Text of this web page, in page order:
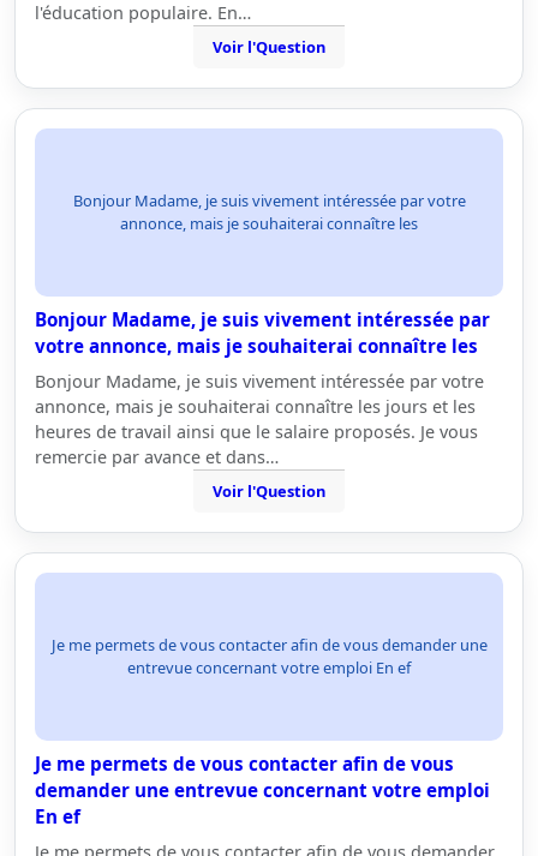
l'éducation populaire. En…
Voir l'Question
Bonjour Madame, je suis vivement intéressée par votre
annonce, mais je souhaiterai connaître les
Bonjour Madame, je suis vivement intéressée par
votre annonce, mais je souhaiterai connaître les
Bonjour Madame, je suis vivement intéressée par votre
annonce, mais je souhaiterai connaître les jours et les
heures de travail ainsi que le salaire proposés. Je vous
remercie par avance et dans…
Voir l'Question
Je me permets de vous contacter afin de vous demander une
entrevue concernant votre emploi En ef
Je me permets de vous contacter afin de vous
demander une entrevue concernant votre emploi
En ef